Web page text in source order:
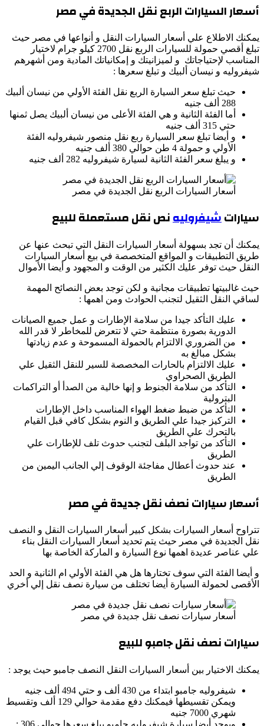
أسعار السيارات الربع نقل الجديدة في مصر
يمكنك الاطلاع علي أسعار السيارات النقل و أنواعها في مصر حيث
تبلغ أقصي حمولة للسيارات الربع نقل 2700 كيلو جرام لاختيار
المناسب لإحتياجاتك و لميزانيتك و إمكانياتك المادية ومن أشهرهم
شيفروليه و نيسان ألبيك و تبلغ سعرها :
حيث تبلغ سعر السيارة الربع نقل الفئة الأولي من نيسان ألبيك
288 ألف جنيه
أما الفئة الثانية و هي الفئة الأعلى من نيسان ألبيك يصل ثمنها
حتي 315 ألف جنيه
و أيضا تبلغ سعر السيارة ربع نقل منصور شيفروليه الفئة
الأولي و حمولة 4 طن حوالي 380 ألف جنيه
و يبلغ سعر الفئة الثانية لسيارة شيفروليه 282 ألف جنيه
أسعار السيارات الربع نقل الجديدة في مصر
سياراتشيفروليهنص نقل مستعملة للبيع
يمكنك أن تجد بسهولة أسعار السيارات النقل التي تبحث عنها عن
طريق التطبيقات و المواقع المتخصصة في بيع أسعار السيارات
النقل حيث توفر عليك الكثير من الوقت و المجهود و أيضا الأموال
حيث غالبيتها تطبيقات مجانية و لكن توجد بعض النصائح المهمة
لساقي النقل الثقيل لتجنب الحوادث ومن اهمها :
عليك التأكد جيدا من سلامة الإطارات و عمل جميع الصيانات
الدورية بصورة منتظمة حتي لا تتعرض للمخاطر لا قدر الله
من الضروري الالتزام بالحمولة المسموحة و عدم زيادتها
بشكل مبالغ به
عليك الالتزام بالحارات المخصصة للسير للنقل الثقيل علي
الطريق الصحراوي
التأكد من سلامة الجنوط و إنها خالية من الصدأ أو التراكمات
البترولية
التأكد من ضبط ضغط الهواء المناسب داخل الإطارات
التركيز جيدا علي الطريق و النوم بشكل كافي قبل القيام
بالتحرك علي الطريق
التأكد من تواجد البلف لتجنب حدوث تلف للإطارات علي
الطريق
عند حدوث أعطال مفاجئة الوقوف إلي الجانب اليمين من
الطريق
أسعار سيارات نصف نقل جديدة في مصر
تتراوح أسعار السيارات بشكل كبير أسعار السيارات النقل و النصف
نقل الجديدة في مصر حيث يتم تحديد أسعار السيارات النقل بناء
علي عناصر عديدة اهمها نوع السيارة و الماركة الخاصة بها
و أيضا الفئة التي سوف تختارها هل هي الفئة الأولي ام الثانية و الحد
الأقصى لحمولة السيارة أيضا تختلف من سيارة نصف نقل إلي أخري
أسعار سيارات نصف نقل جديدة في مصر
سيارات نصف نقل جامبو للبيع
يمكنك الاختيار بين أسعار السيارات النقل النصف جامبو حيث يوجد :
شيفروليه جامبو ابتداء من 430 ألف و حتي 494 ألف جنيه
ويمكن تقسيطها فيمكنك دفع مقدمة حوالي 129 ألف وتقسيط
شهري 7000 جنيه
ويوجد أيضا سيارة شيفروليه جامبو يبلغ سعرها حوالي 306 :